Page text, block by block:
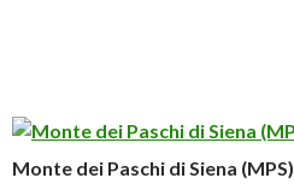
Monte dei Paschi di Siena (MPS)